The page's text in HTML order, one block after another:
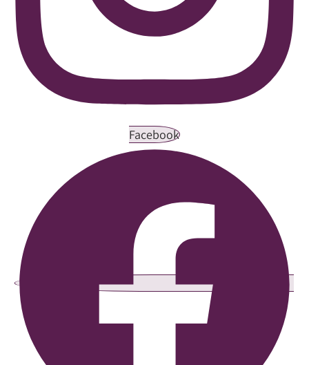
Facebook